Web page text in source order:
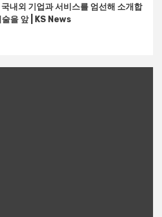
내외 기업과 서비스를 엄선해 소개합
을 앞 | KS News